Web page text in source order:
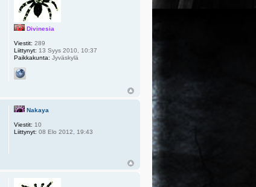
Divinesia
Viestit: 289
Liittynyt: 13 Syys 2010, 10:37
Paikkakunta: Jyväskylä
Nakaya
Viestit: 10
Liittynyt: 08 Elo 2012, 19:43